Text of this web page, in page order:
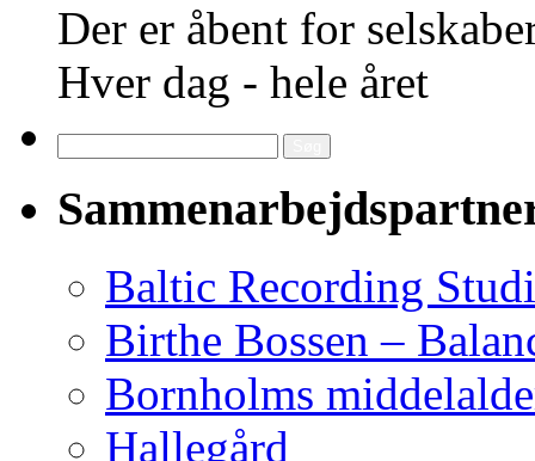
Der er åbent for
Hver dag - hele året
efter:
Baltic Recording
Birthe Bossen –
Bornholms
Hallegård